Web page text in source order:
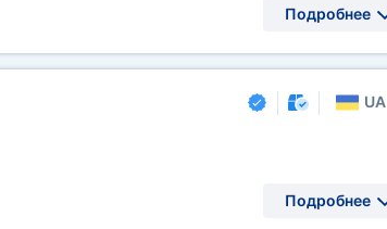
Подробнее
UA
Подробнее